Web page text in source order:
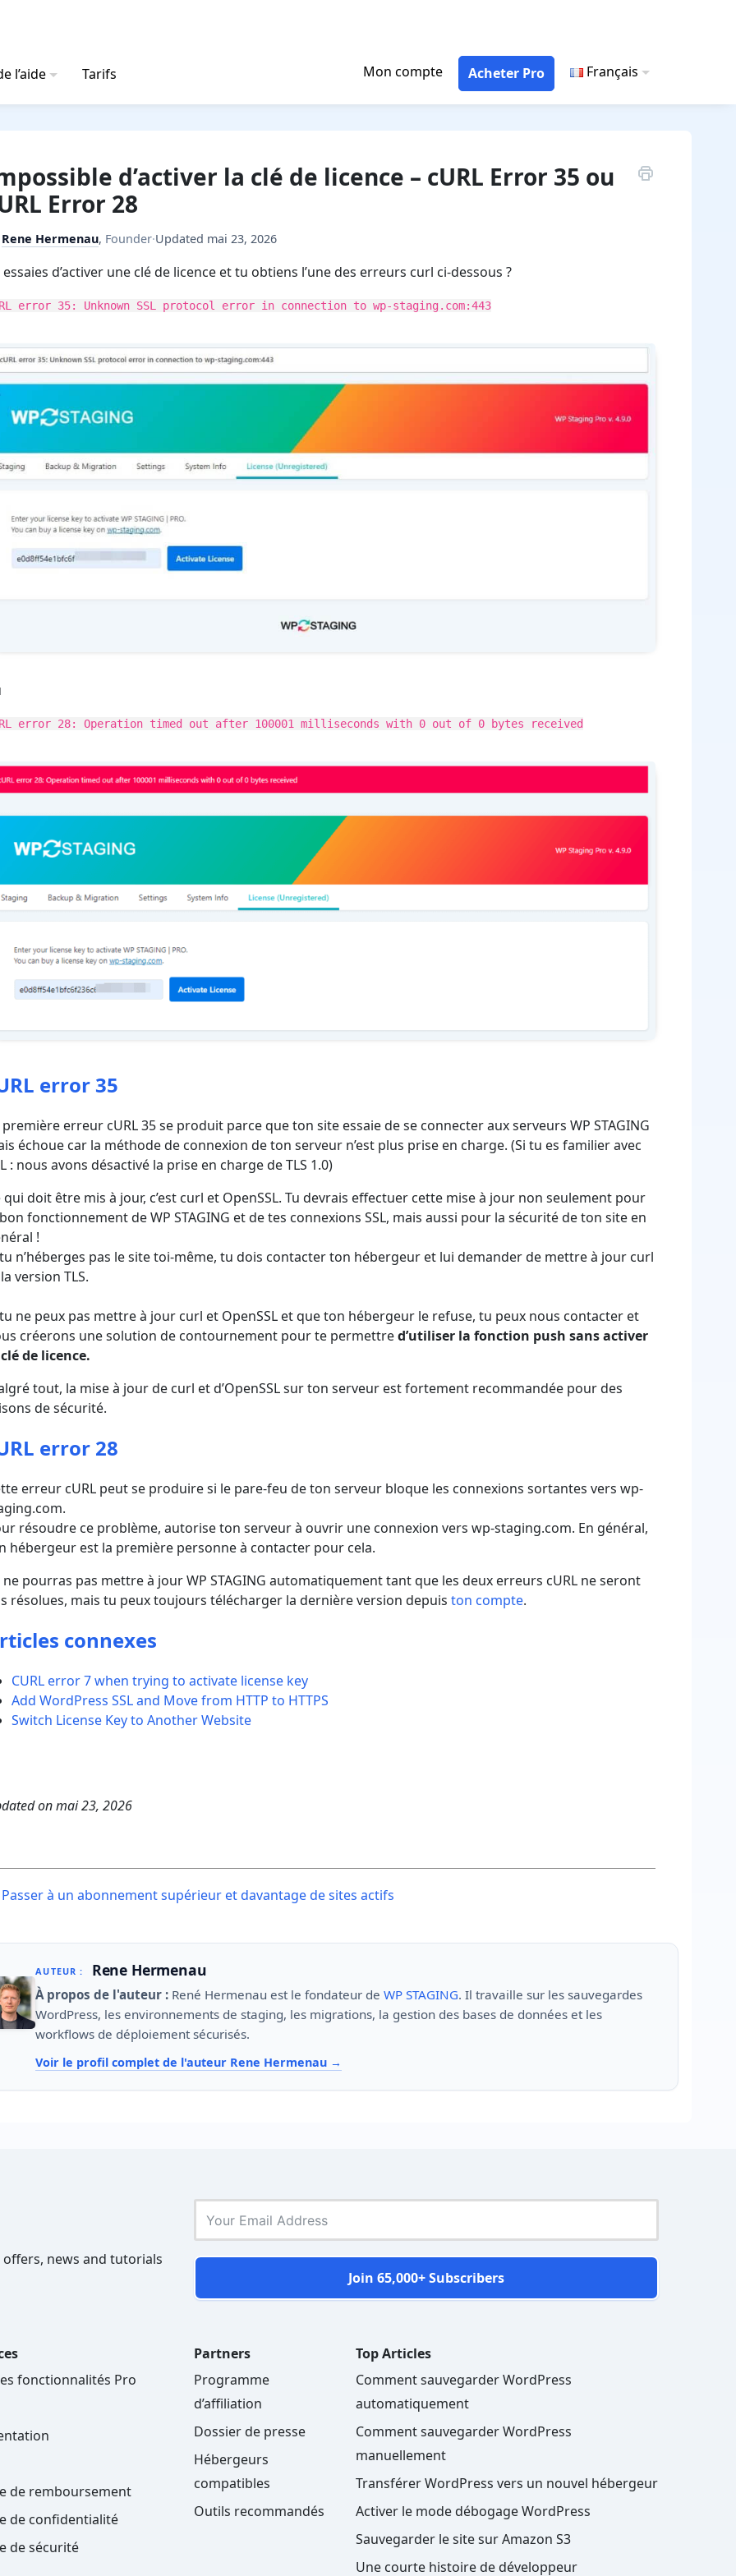
l’aide Tarifs Mon compte Acheter Pro Français
d’activer la clé de licence – cURL Error 35 ou
Error 28
Rene Hermenau, Founder·Updated mai 23, 2026
essaies d’activer une clé de licence et tu obtiens l’une des erreurs curl ci-dessous ?
error 35: Unknown SSL protocol error in connection to wp-staging.com:443
error 28: Operation timed out after 100001 milliseconds with 0 out of 0 bytes received
error 35
première erreur cURL 35 se produit parce que ton site essaie de se connecter aux serveurs WP STAGING
échoue car la méthode de connexion de ton serveur n’est plus prise en charge. (Si tu es familier avec
: nous avons désactivé la prise en charge de TLS 1.0)
qui doit être mis à jour, c’est curl et OpenSSL. Tu devrais effectuer cette mise à jour non seulement pour
fonctionnement de WP STAGING et de tes connexions SSL, mais aussi pour la sécurité de ton site en
!
n’héberges pas le site toi-même, tu dois contacter ton hébergeur et lui demander de mettre à jour curl
version TLS.
ne peux pas mettre à jour curl et OpenSSL et que ton hébergeur le refuse, tu peux nous contacter et
créerons une solution de contournement pour te permettred’utiliser la fonction push sans activer
de licence.
tout, la mise à jour de curl et d’OpenSSL sur ton serveur est fortement recommandée pour des
de sécurité.
error 28
erreur cURL peut se produire si le pare-feu de ton serveur bloque les connexions sortantes vers wp-
résoudre ce problème, autorise ton serveur à ouvrir une connexion vers wp-staging.com. En général,
hébergeur est la première personne à contacter pour cela.
ne pourras pas mettre à jour WP STAGING automatiquement tant que les deux erreurs cURL ne seront
résolues, mais tu peux toujours télécharger la dernière version depuiston compte.
connexes
CURL error 7 when trying to activate license key
Add WordPress SSL and Move from HTTP to HTTPS
Switch License Key to Another Website
onmai 23, 2026
à un abonnement supérieur et davantage de sites actifs
AUTEUR : Rene Hermenau
À propos de l'auteur : René Hermenau est le fondateur deWP STAGING. Il travaille sur les sauvegardes
WordPress, les environnements de staging, les migrations, la gestion des bases de données et les
workflows de déploiement sécurisés.
Voir le profil complet de l'auteur Rene Hermenau
offers, news and tutorials
Join 65,000+ Subscribers
fonctionnalités Pro
de remboursement
de confidentialité
de sécurité
Partners
Programme
d’affiliation
Dossier de presse
Hébergeurs
compatibles
Outils recommandés
Top Articles
Comment sauvegarder WordPress
automatiquement
Comment sauvegarder WordPress
manuellement
Transférer WordPress vers un nouvel hébergeur
Activer le mode débogage WordPress
Sauvegarder le site sur Amazon S3
Une courte histoire de développeur